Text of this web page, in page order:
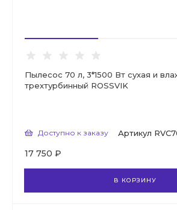
Пылесос 70 л, 3*1500 Вт сухая и
трехтурбинный ROSSVIK
Доступно к заказу Артикул
17 750 ₽
В КОРЗИНУ